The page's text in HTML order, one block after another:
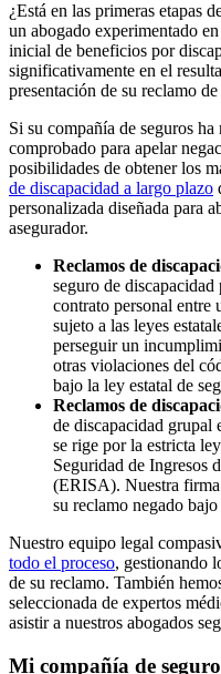
¿Está en las primeras etapas
un abogado experimentado
inicial de beneficios por
significativamente en el
presentación de su reclamo
Si su compañía de seguros
comprobado para apelar
posibilidades de obtener los
de discapacidad a largo plazo
personalizada diseñada para
asegurador.
Reclamos de
seguro de
contrato personal entre
sujeto a las leyes
perseguir un
otras violaciones del
bajo la ley estatal de
Reclamos de
de discapacidad grupal
se rige por la estricta
Seguridad de Ingresos
(ERISA). Nuestra firma
su reclamo negado
Nuestro equipo legal
todo el proceso, gestionando
de su reclamo. También
seleccionada de expertos
asistir a nuestros abogados
Mi compañía de